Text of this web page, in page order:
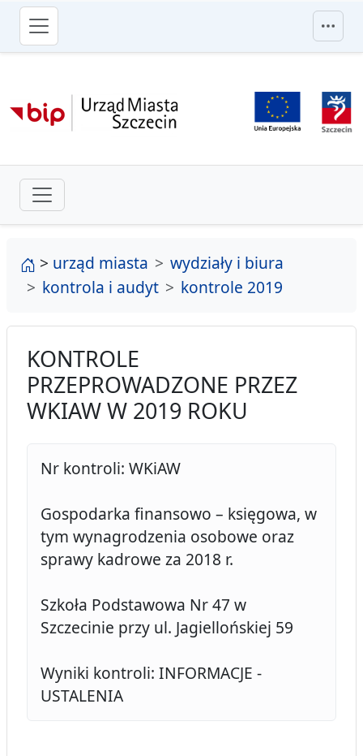
przejdź do głównego menu
strona główna
> urząd miasta
wydziały i biura
kontrola i audyt
kontrole 2019
KONTROLE
PRZEPROWADZONE PRZEZ
WKIAW W 2019 ROKU
Nr kontroli: WKiAW
Gospodarka finansowo – księgowa, w
tym wynagrodzenia osobowe oraz
sprawy kadrowe za 2018 r.
Szkoła Podstawowa Nr 47 w
Szczecinie przy ul. Jagiellońskiej 59
Wyniki kontroli: INFORMACJE -
USTALENIA